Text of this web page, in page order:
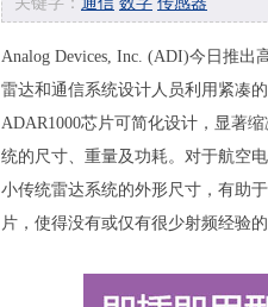
Analog Devices, Inc. (ADI)今日推
雷达和通信系统设计人员利用紧凑
ADAR1000芯片可简化设计，显著
统的尺寸、重量及功耗。对于航空
小传统雷达系统的外形尺寸，有助
片，使得没有或仅有很少射频经验